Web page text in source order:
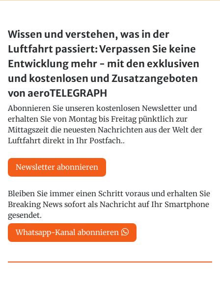
Wissen und verstehen, was in der
Luftfahrt passiert: Verpassen Sie keine
Entwicklung mehr - mit den exklusiven
und kostenlosen und Zusatzangeboten
von aeroTELEGRAPH
Abonnieren Sie unseren kostenlosen Newsletter und
erhalten Sie von Montag bis Freitag pünktlich zur
Mittagszeit die neuesten Nachrichten aus der Welt der
Luftfahrt direkt in Ihr Postfach..
Newsletter abonnieren
Bleiben Sie immer einen Schritt voraus und erhalten Sie
Breaking News sofort als Nachricht auf Ihr Smartphone
gesendet.
Whatsapp-Kanal abonnieren